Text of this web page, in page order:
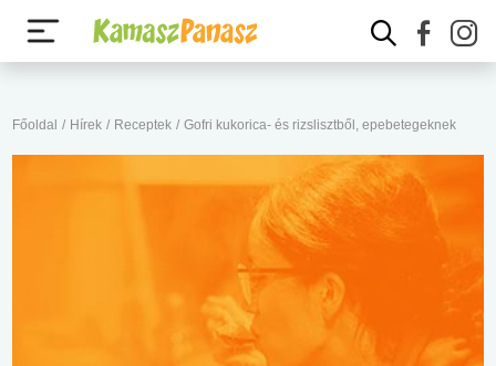
Főoldal / Hírek / Receptek / Gofri kukorica- és rizslisztből, epebetegeknek